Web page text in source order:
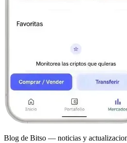
Blog de Bitso — noticias y